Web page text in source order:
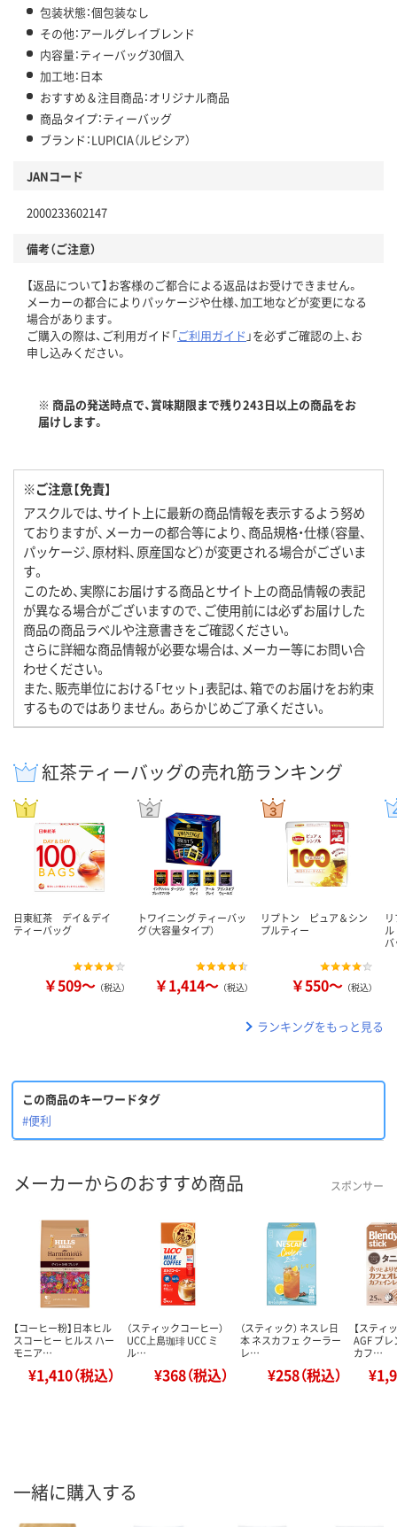
包装状態：個包装なし
その他：アールグレイブレンド
内容量：ティーバッグ30個入
加工地：日本
おすすめ＆注目商品：オリジナル商品
商品タイプ：ティーバッグ
ブランド：LUPICIA（ルピシア）
JANコード
2000233602147
備考（ご注意）
【返品について】お客様のご都合による返品はお受けできません。
メーカーの都合によりパッケージや仕様、加工地などが変更になる
場合があります。
ご購入の際は、ご利用ガイド「ご利用ガイド 」を必ずご確認の上、お
申し込みください。
※ 商品の発送時点で、賞味期限まで残り243日以上の商品をお
届けします。
※ご注意【免責】
アスクルでは、サイト上に最新の商品情報を表示するよう努め
ておりますが、メーカーの都合等により、商品規格・仕様（容量、
パッケージ、原材料、原産国など）が変更される場合がございま
す。
このため、実際にお届けする商品とサイト上の商品情報の表記
が異なる場合がございますので、ご使用前には必ずお届けした
商品の商品ラベルや注意書きをご確認ください。
さらに詳細な商品情報が必要な場合は、メーカー等にお問い合
わせください。
また、販売単位における「セット」表記は、箱でのお届けをお約束
するものではありません。あらかじめご了承ください。
紅茶ティーバッグの売れ筋ランキング
日東紅茶 デイ＆デイ
ティーバッグ
￥509～ （税込）
トワイニング ティーバッ
グ（大容量タイプ）
￥1,414～ （税込）
リプトン ピュア＆シン
プルティー
￥550～ （税込）
ランキングをもっと見る
この商品のキーワードタグ
#便利
メーカーからのおすすめ商品 スポンサー
【コーヒー粉】日本ヒル
スコーヒー ヒルス ハー
モニア…
¥1,410（税込）
（スティックコーヒー）
UCC上島珈琲 UCC ミ
ル…
¥368（税込）
（スティック） ネスレ日
本 ネスカフェ クーラー
レ…
¥258（税込）
【スティ
AGF ブ
カフ…
一緒に購入する